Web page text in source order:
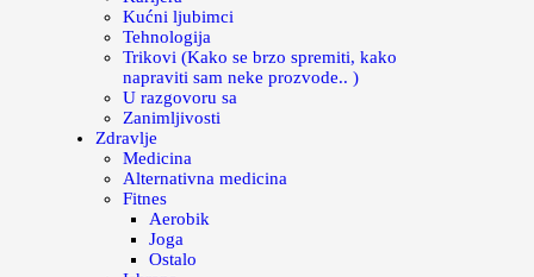
Kućni ljubimci
Tehnologija
Trikovi (Kako se brzo spremiti, kako
napraviti sam neke prozvode.. )
U razgovoru sa
Zanimljivosti
Zdravlje
Medicina
Alternativna medicina
Fitnes
Aerobik
Joga
Ostalo